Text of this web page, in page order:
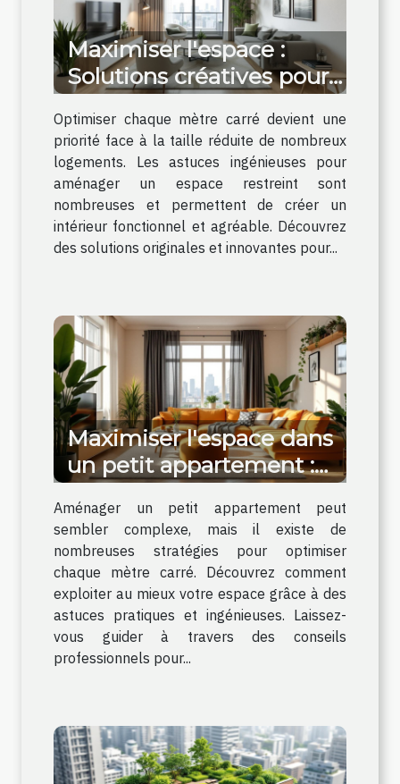
Maximiser l'espace :
Solutions créatives pour
petits biens immobiliers
Optimiser chaque mètre carré devient une
priorité face à la taille réduite de nombreux
logements. Les astuces ingénieuses pour
aménager un espace restreint sont
nombreuses et permettent de créer un
intérieur fonctionnel et agréable. Découvrez
des solutions originales et innovantes pour...
Maximiser l'espace dans
un petit appartement :
stratégies et astuces
Aménager un petit appartement peut
sembler complexe, mais il existe de
nombreuses stratégies pour optimiser
chaque mètre carré. Découvrez comment
exploiter au mieux votre espace grâce à des
astuces pratiques et ingénieuses. Laissez-
vous guider à travers des conseils
professionnels pour...